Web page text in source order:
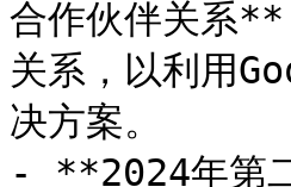
合作伙伴关系
关系，以利用
决方案。
- **2024年第